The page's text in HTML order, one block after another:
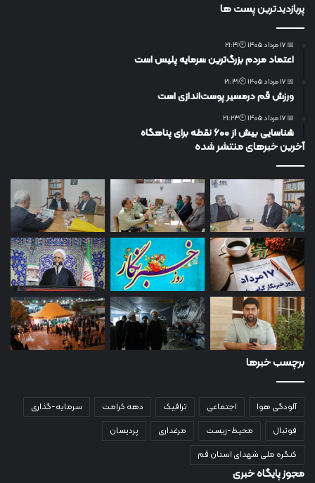
پربازدیدترین پست ها
📅 17 مرداد 1405 🕙21:41
اعتماد مردم بزرگ‌ترین سرمایه پلیس است
📅 17 مرداد 1405 🕙21:31
ورزش قم درمسیر پوست‌اندازی است
📅 17 مرداد 1405 🕙21:23
شناسایی بیش از ۶۰۰ نقطه برای پناهگاه
آخرین خبرهای منتشر شده
برچسب خبرها
آلودگی هوا اجتماعی ترافیک دهه کرامت
سرمایه-گذاری
فوتبال
محیط-زیست مرغداری
پردیسان
کنگره ملی شهدای استان قم
مجوز پایگاه خبری